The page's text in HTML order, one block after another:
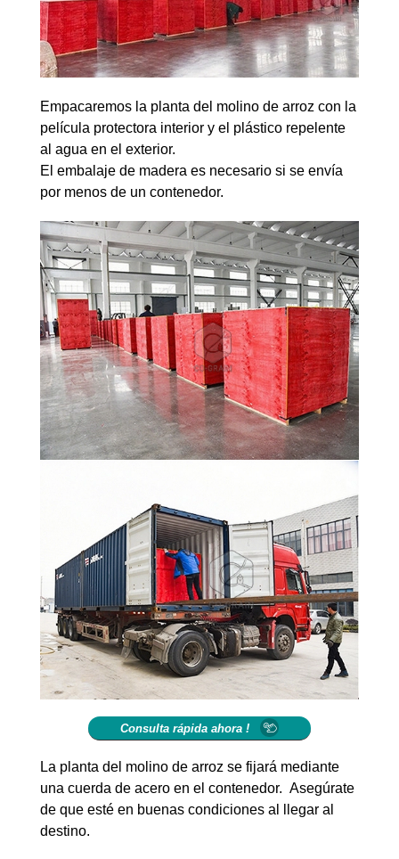
Empacaremos la planta del molino de arroz con la
película protectora interior y el plástico repelente
al agua en el exterior.
El embalaje de madera es necesario si se envía
por menos de un contenedor.
Consulta rápida ahora !
La planta del molino de arroz se fijará mediante
una cuerda de acero en el contenedor. Asegúrate
de que esté en buenas condiciones al llegar al
destino.